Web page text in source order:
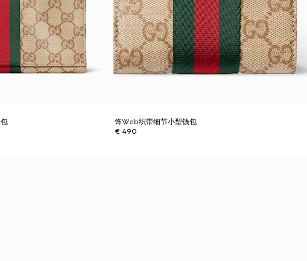
饰Web织带细节小型钱包
€ 490